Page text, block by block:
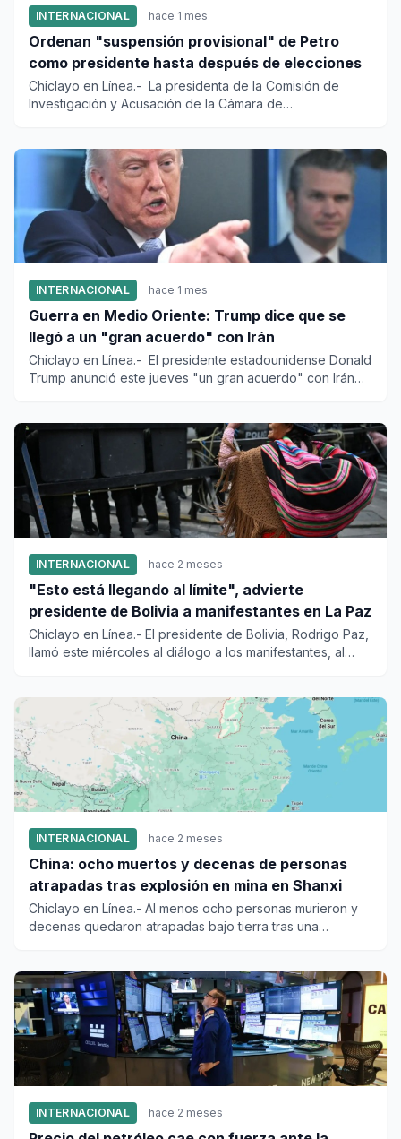
INTERNACIONAL hace 1 mes
Ordenan "suspensión provisional" de Petro
como presidente hasta después de elecciones
Chiclayo en Línea.- La presidenta de la Comisión de
Investigación y Acusación de la Cámara de
INTERNACIONAL hace 1 mes
Guerra en Medio Oriente: Trump dice que se
llegó a un "gran acuerdo" con Irán
Chiclayo en Línea.- El presidente estadounidense Donald
Trump anunció este jueves "un gran acuerdo" con Irán
INTERNACIONAL hace 2 meses
"Esto está llegando al límite", advierte
presidente de Bolivia a manifestantes en La Paz
Chiclayo en Línea.- El presidente de Bolivia, Rodrigo Paz,
llamó este miércoles al diálogo a los manifestantes, al
INTERNACIONAL hace 2 meses
China: ocho muertos y decenas de personas
atrapadas tras explosión en mina en Shanxi
Chiclayo en Línea.- Al menos ocho personas murieron y
decenas quedaron atrapadas bajo tierra tras una
INTERNACIONAL hace 2 meses